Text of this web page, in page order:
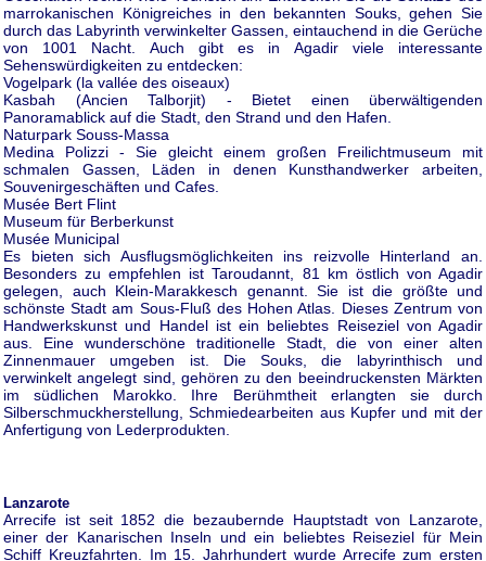
marrokanischen Königreiches in den bekannten Souks, gehen Sie
durch das Labyrinth verwinkelter Gassen, eintauchend in die Gerüche
von 1001 Nacht. Auch gibt es in Agadir viele interessante
Sehenswürdigkeiten zu entdecken:
Vogelpark (la vallée des oiseaux)
Kasbah (Ancien Talborjit) - Bietet einen überwältigenden
Panoramablick auf die Stadt, den Strand und den Hafen.
Naturpark Souss-Massa
Medina Polizzi - Sie gleicht einem großen Freilichtmuseum mit
schmalen Gassen, Läden in denen Kunsthandwerker arbeiten,
Souvenirgeschäften und Cafes.
Musée Bert Flint
Museum für Berberkunst
Musée Municipal
Es bieten sich Ausflugsmöglichkeiten ins reizvolle Hinterland an.
Besonders zu empfehlen ist Taroudannt, 81 km östlich von Agadir
gelegen, auch Klein-Marakkesch genannt. Sie ist die größte und
schönste Stadt am Sous-Fluß des Hohen Atlas. Dieses Zentrum von
Handwerkskunst und Handel ist ein beliebtes Reiseziel von Agadir
aus. Eine wunderschöne traditionelle Stadt, die von einer alten
Zinnenmauer umgeben ist. Die Souks, die labyrinthisch und
verwinkelt angelegt sind, gehören zu den beeindruckensten Märkten
im südlichen Marokko. Ihre Berühmtheit erlangten sie durch
Silberschmuckherstellung, Schmiedearbeiten aus Kupfer und mit der
Anfertigung von Lederprodukten.
Lanzarote
Arrecife ist seit 1852 die bezaubernde Hauptstadt von Lanzarote,
einer der Kanarischen Inseln und ein beliebtes Reiseziel für Mein
Schiff Kreuzfahrten. Im 15. Jahrhundert wurde Arrecife zum ersten